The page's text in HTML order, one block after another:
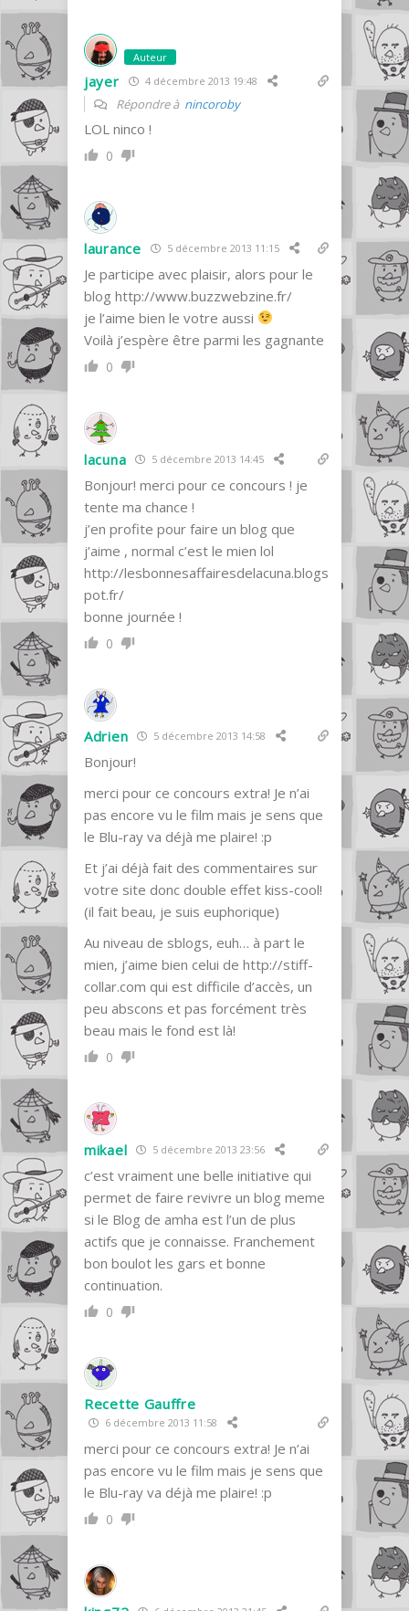
Auteur
jayer 4 décembre 2013 19:48
Répondre à nincoroby
LOL ninco !
0
laurance 5 décembre 2013 11:15
Je participe avec plaisir, alors pour le
blog http://www.buzzwebzine.fr/
je l’aime bien le votre aussi
Voilà j’espère être parmi les gagnante
0
lacuna 5 décembre 2013 14:45
Bonjour! merci pour ce concours ! je
tente ma chance !
j’en profite pour faire un blog que
j’aime , normal c’est le mien lol
http://lesbonnesaffairesdelacuna.blogs
pot.fr/
bonne journée !
0
Adrien 5 décembre 2013 14:58
Bonjour!
merci pour ce concours extra! Je n’ai
pas encore vu le film mais je sens que
le Blu-ray va déjà me plaire! :p
Et j’ai déjà fait des commentaires sur
votre site donc double effet kiss-cool!
(il fait beau, je suis euphorique)
Au niveau de sblogs, euh… à part le
mien, j’aime bien celui de http://stiff-
collar.com qui est difficile d’accès, un
peu abscons et pas forcément très
beau mais le fond est là!
0
mikael 5 décembre 2013 23:56
c’est vraiment une belle initiative qui
permet de faire revivre un blog meme
si le Blog de amha est l’un de plus
actifs que je connaisse. Franchement
bon boulot les gars et bonne
continuation.
0
Recette Gauffre
6 décembre 2013 11:58
merci pour ce concours extra! Je n’ai
pas encore vu le film mais je sens que
le Blu-ray va déjà me plaire! :p
0